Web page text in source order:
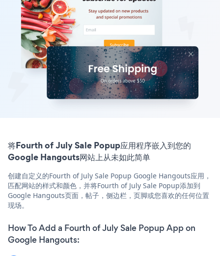
将Fourth of July Sale Popup应用程序嵌入到您的
Google Hangouts网站上从未如此简单
创建自定义的Fourth of July Sale Popup Google Hangouts应用，
匹配网站的样式和颜色，并将Fourth of July Sale Popup添加到
Google Hangouts页面，帖子，侧边栏，页脚或您喜欢的任何位置
现场。
How To Add a Fourth of July Sale Popup App on
Google Hangouts: